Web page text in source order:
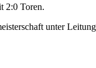
2:0 Toren.
unter